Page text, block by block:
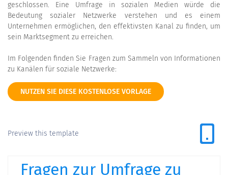
geschlossen. Eine Umfrage in sozialen Medien würde die
Bedeutung sozialer Netzwerke verstehen und es einem
Unternehmen ermöglichen, den effektivsten Kanal zu finden, um
sein Marktsegment zu erreichen.
Im Folgenden finden Sie Fragen zum Sammeln von Informationen
zu Kanälen für soziale Netzwerke:
NUTZEN SIE DIESE KOSTENLOSE VORLAGE
Preview this template